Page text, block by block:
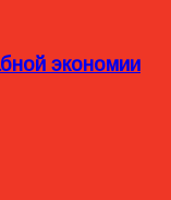
экономии